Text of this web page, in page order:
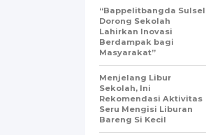
“Bappelitbangda Sulsel
Dorong Sekolah
Lahirkan Inovasi
Berdampak bagi
Masyarakat”
Menjelang Libur
Sekolah, Ini
Rekomendasi Aktivitas
Seru Mengisi Liburan
Bareng Si Kecil